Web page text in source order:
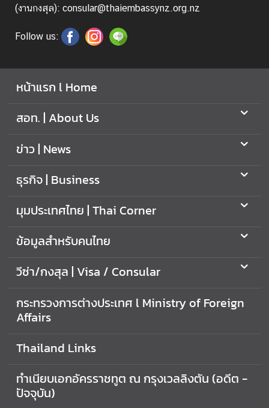
(งานกงสุล): consular@thaiembassynz.org.nz
Follow us:
หน้าแรก l Home
สอท. | About Us
ข่าว | News
ธุรกิจ | Business
มุมประเทศไทย | Thai Corner
ข้อมูลสำหรับคนไทย
วีซ่า/กงสุล | Visa / Consular
กระทรวงการต่างประเทศ l Ministry of Foreign
Affairs
Thailand Links
ทำเนียบเอกอัครราชทูต ณ กรุงเวลลิงตัน (อดีต -
ปัจจุบัน)